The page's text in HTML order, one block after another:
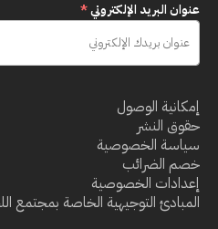
عنوان البريد الإلكتروني*
إمكانية الوصول
حقوق النشر
سياسة الخصوصية
خصم الضرائب
إعدادات الخصوصية
المبادئ التوجيهية الخاصة بمجتمع